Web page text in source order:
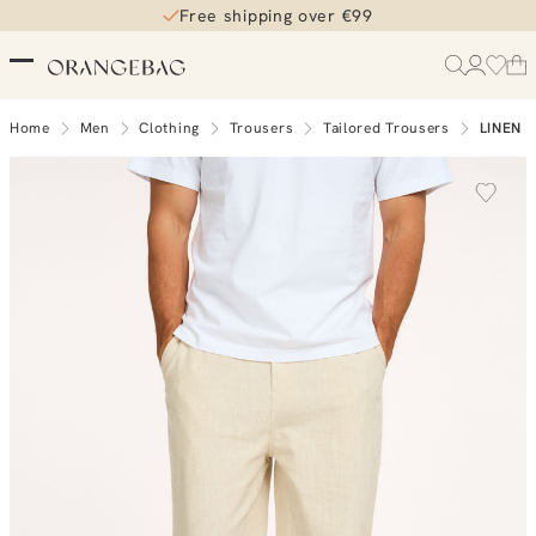
Free shipping over €99
Home Men Clothing Trousers Tailored Trousers LINEN